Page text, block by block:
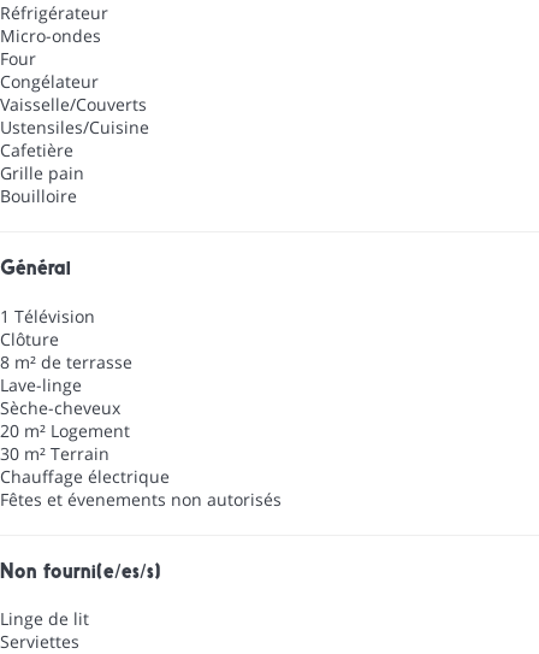
Réfrigérateur
Micro-ondes
Four
Congélateur
Vaisselle/Couverts
Ustensiles/Cuisine
Cafetière
Grille pain
Bouilloire
Général
1 Télévision
Clôture
8 m² de terrasse
Lave-linge
Sèche-cheveux
20 m² Logement
30 m² Terrain
Chauffage électrique
Fêtes et évenements non autorisés
Non fourni(e/es/s)
Linge de lit
Serviettes